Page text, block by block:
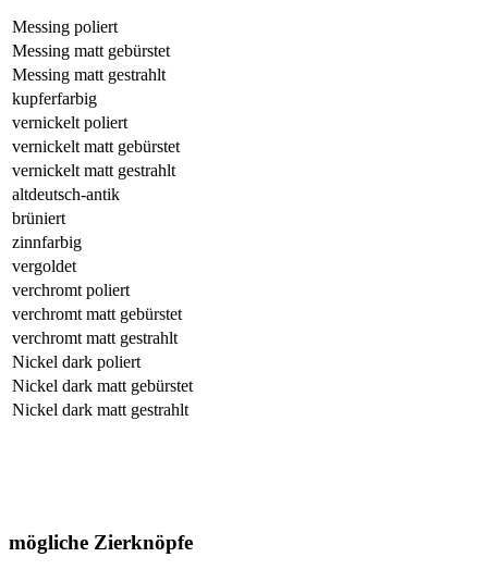
Messing poliert
Messing matt gebürstet
Messing matt gestrahlt
kupferfarbig
vernickelt poliert
vernickelt matt gebürstet
vernickelt matt gestrahlt
altdeutsch-antik
brüniert
zinnfarbig
vergoldet
verchromt poliert
verchromt matt gebürstet
verchromt matt gestrahlt
Nickel dark poliert
Nickel dark matt gebürstet
Nickel dark matt gestrahlt
mögliche Zierknöpfe